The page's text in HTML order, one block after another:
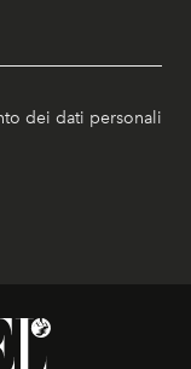
dei dati personali